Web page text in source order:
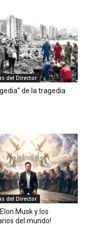
del Director
de la tragedia
del Director
Musk y los
del mundo!